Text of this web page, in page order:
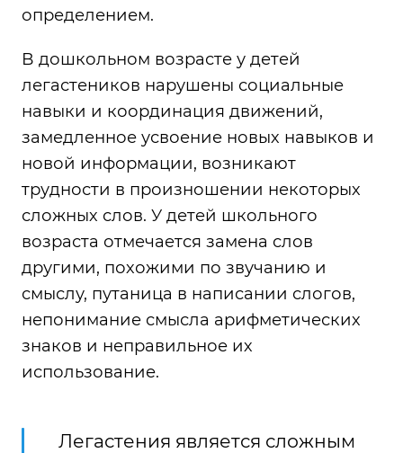
определением.
В дошкольном возрасте у детей
легастеников нарушены социальные
навыки и координация движений,
замедленное усвоение новых навыков и
новой информации, возникают
трудности в произношении некоторых
сложных слов. У детей школьного
возраста отмечается замена слов
другими, похожими по звучанию и
смыслу, путаница в написании слогов,
непонимание смысла арифметических
знаков и неправильное их
использование.
Легастения является сложным